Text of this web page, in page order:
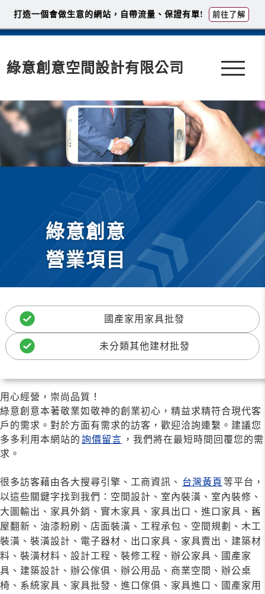
綠意創意空間設計有限公司
綠意創意
營業項目
國產家用家具批發
未分類其他建材批發
用心經營，崇尚品質！
綠意創意本著敬業如敬神的創業初心，精益求精符合現代客
戶的需求。對於方面有需求的訪客，歡迎洽詢連繫。建議您
多多利用本網站的 詢價留言 ，我們將在最短時間回覆您的需
求。
很多訪客藉由各大搜尋引擎、工商資訊、 台灣黃頁 等平台，
以這些關鍵字找到我們：空間設計、室內裝潢、室內裝修、
大圖輸出、家具外銷、實木家具、家具出口、進口家具、舊
屋翻新、油漆粉刷、店面裝潢、工程承包、空間規劃、木工
裝潢、裝潢設計、電子器材、出口家具、家具賣出、建築材
料、裝潢材料、設計工程、裝修工程、辦公家具、國產家
具、建築設計、辦公傢俱、辦公用品、商業空間、辦公桌
椅、系統家具、家具批發、進口傢俱、家具進口、國產家用
打造一個會做生意的網站，自帶流量、保證有單! 前往了解